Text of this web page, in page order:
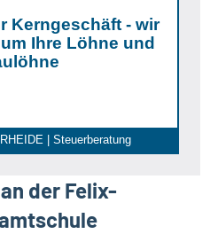
Kerngeschäft - wir
Ihre Löhne und
| Steuerberatung
der Felix-